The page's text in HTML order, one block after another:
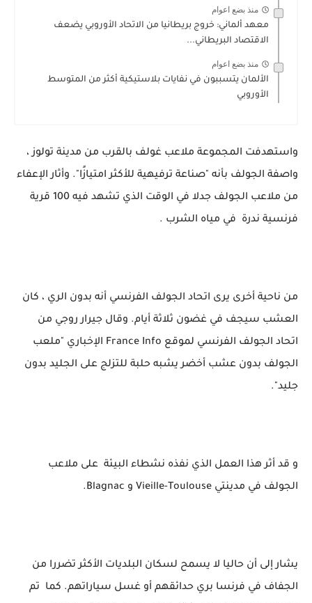
منذ بضع اعوام
معهد ألماني: خروج بريطانيا من الاتحاد الأوروبي يضعف
الاقتصاد البريطاني...
منذ بضع اعوام
الألمان يتسببون في نفايات بلاستيكية أكثر من المتوسط
الأوروبي
واستهدفت المجموعة ملاعب غولف بالقرب من مدينة تولوز ،
واصفة الجولف بأنه "صناعة ترفيهية للأكثر امتيازًا". وأثار الإعفاء
من ملاعب الجولف جدلا في الوقت الذي تشهد فيه 100 قرية
فرنسية ندرة في مياه الشرب .
من ناحية أخرى يرى اتحاد الجولف الفرنسي أنه بدون الري ، كان
العشب سيجف في غضون ثلاثة أيام. وقال جيرار روجي من
اتحاد الجولف الفرنسي لموقع France Info الإخباري "ملعب
الجولف بدون عشب أخضر يشبه حلبة للتزلج على الجليد بدون
جليد".
و قد أثر هذا العمل الذي نفذه نشطاء البيئة على ملاعب
الجولف في مدينتي Vieille-Toulouse و Blagnac.
يشار إلى أن حاليا لا يسمح لسكان البلديات الأكثر تضررا من
الجفاف في فرنسا بري حدائقهم أو غسل سياراتهم. كما تم